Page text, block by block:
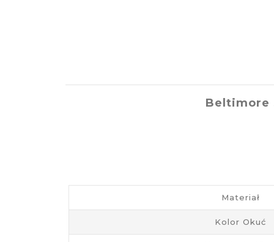
Beltimore
Materiał
Kolor Okuć